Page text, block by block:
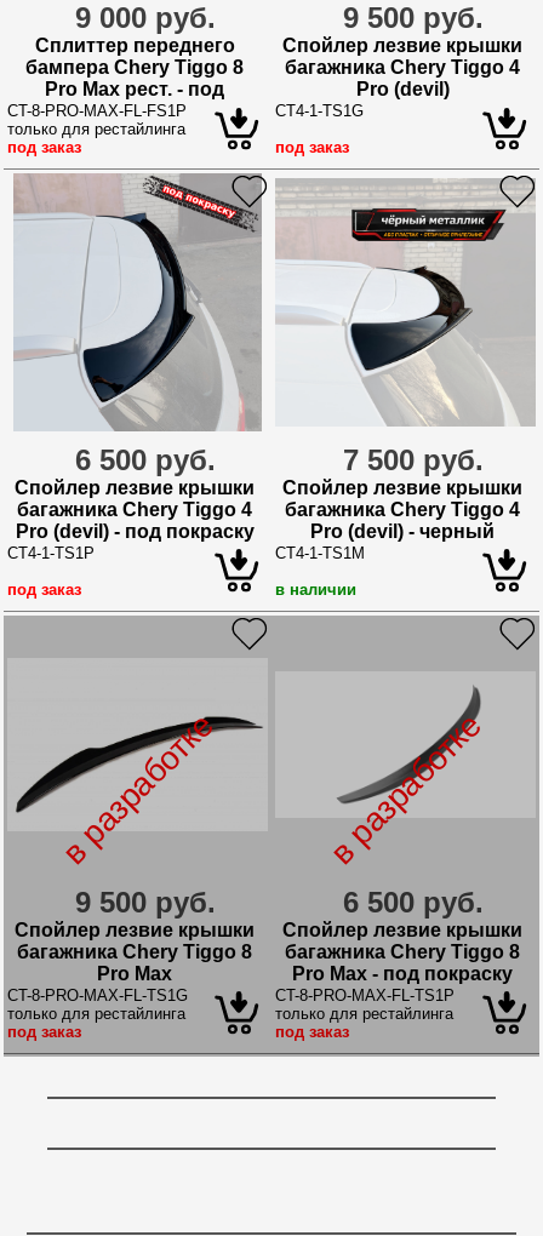
9 000 руб.
Сплиттер переднего
бампера Chery Tiggo 8
Pro Max рест. - под
покраску
CT-8-PRO-MAX-FL-FS1P
только для рестайлинга
под заказ
9 500 руб.
Спойлер лезвие крышки
багажника Chery Tiggo 4
Pro (devil)
CT4-1-TS1G
под заказ
6 500 руб.
Спойлер лезвие крышки
багажника Chery Tiggo 4
Pro (devil) - под покраску
CT4-1-TS1P
под заказ
7 500 руб.
Спойлер лезвие крышки
багажника Chery Tiggo 4
Pro (devil) - черный
металлик
CT4-1-TS1M
в наличии
в разработке
9 500 руб.
Спойлер лезвие крышки
багажника Chery Tiggo 8
Pro Max
CT-8-PRO-MAX-FL-TS1G
только для рестайлинга
под заказ
в разработке
6 500 руб.
Спойлер лезвие крышки
багажника Chery Tiggo 8
Pro Max - под покраску
CT-8-PRO-MAX-FL-TS1P
только для рестайлинга
под заказ